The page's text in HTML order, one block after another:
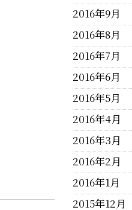
2016年9月
2016年8月
2016年7月
2016年6月
2016年5月
2016年4月
2016年3月
2016年2月
2016年1月
2015年12月